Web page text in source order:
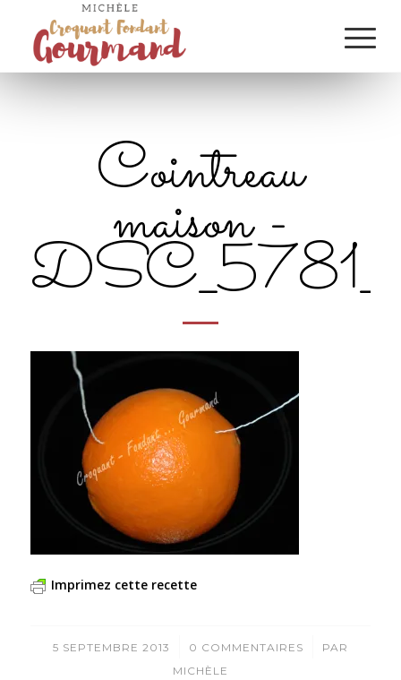
Cointreau
maison -
Imprimez cette recette
5 SEPTEMBRE 2013
/ 0 COMMENTAIRES
/
PAR
MICHÈLE